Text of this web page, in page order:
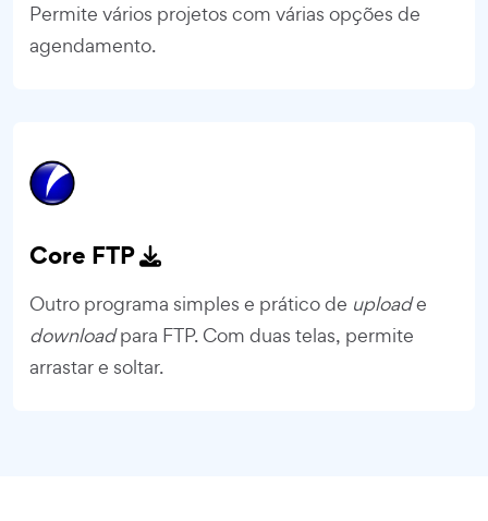
Permite vários projetos com várias opções de
agendamento.
Core FTP
Outro programa simples e prático de uploade
downloadpara FTP. Com duas telas, permite
arrastar e soltar.